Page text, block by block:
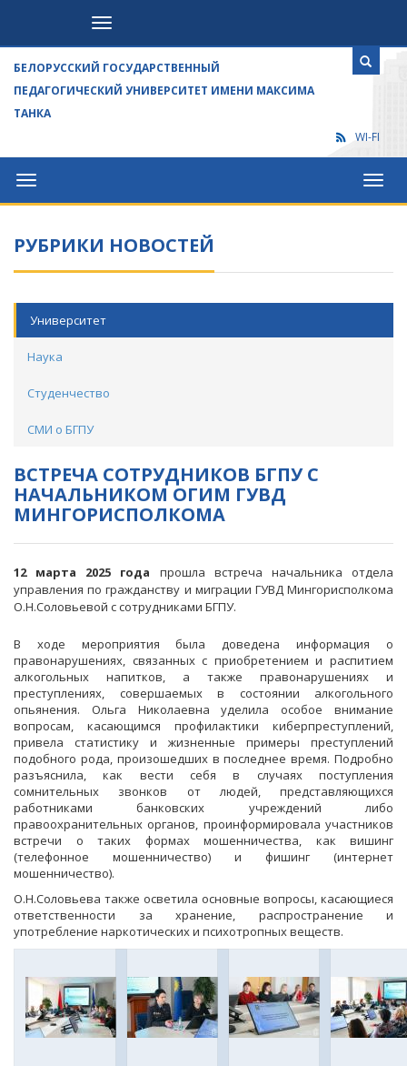
Посетителям
БЕЛОРУССКИЙ ГОСУДАРСТВЕННЫЙ
ПЕДАГОГИЧЕСКИЙ УНИВЕРСИТЕТ ИМЕНИ МАКСИМА
ТАНКА
WI-FI
Университет
РУБРИКИ НОВОСТЕЙ
Университет
Наука
Студенчество
СМИ о БГПУ
ВСТРЕЧА СОТРУДНИКОВ БГПУ С
НАЧАЛЬНИКОМ ОГИМ ГУВД
МИНГОРИСПОЛКОМА
12 марта 2025 года прошла встреча начальника отдела
управления по гражданству и миграции ГУВД Мингорисполкома
О.Н.Соловьевой с сотрудниками БГПУ.
В ходе мероприятия была доведена информация о
правонарушениях, связанных с приобретением и распитием
алкогольных напитков, а также правонарушениях и
преступлениях, совершаемых в состоянии алкогольного
опьянения. Ольга Николаевна уделила особое внимание
вопросам, касающимся профилактики киберпреступлений,
привела статистику и жизненные примеры преступлений
подобного рода, произошедших в последнее время. Подробно
разъяснила, как вести себя в случаях поступления
сомнительных звонков от людей, представляющихся
работниками банковских учреждений либо
правоохранительных органов, проинформировала участников
встречи о таких формах мошенничества, как вишинг
(телефонное мошенничество) и фишинг (интернет
мошенничество).
О.Н.Соловьева также осветила основные вопросы, касающиеся
ответственности за хранение, распространение и
употребление наркотических и психотропных веществ.